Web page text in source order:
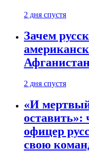
2 дня спустя
Зачем
2 дня спустя
«И
офицер
свою